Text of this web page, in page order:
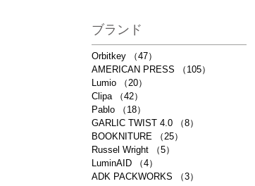
ブランド
Orbitkey （47）
AMERICAN PRESS
（105）
Lumio
（20）
Clipa
（42）
Pablo
（18）
GARLIC TWIST 4.0
（8）
BOOKNITURE
（25）
Russel Wright
（5）
LuminAID
（4）
ADK PACKWORKS
（3）